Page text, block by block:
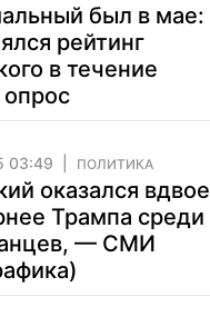
был в мае:
рейтинг
в течение
03:49 ПОЛИТИКА
оказался вдвое
Трампа среди
— СМИ